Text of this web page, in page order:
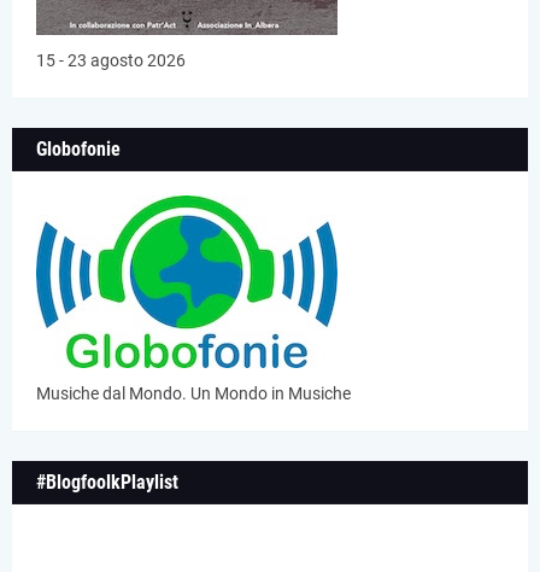
15 - 23 agosto 2026
Globofonie
Musiche dal Mondo. Un Mondo in Musiche
#BlogfoolkPlaylist